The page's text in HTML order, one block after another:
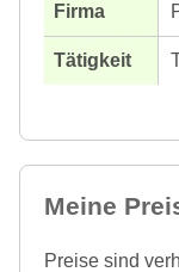
Meine
Preise sind